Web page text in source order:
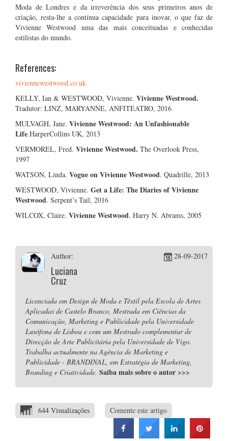
Moda de Londres e da irreverência dos seus primeiros anos de
criação, resta-lhe a contínua capacidade para inovar, o que faz de
Vivienne Westwood uma das mais conceituadas e conhecidas
estilistas do mundo.
References:
viviennewestwood.co.uk
KELLY, Ian & WESTWOOD, Vivienne. Vivienne Westwood.
Tradutor: LINZ, MARYANNE, ANFITEATRO, 2016
MULVAGH, Jane. Vivienne Westwood: An Unfashionable
Life.HarperCollins UK, 2013
VERMOREL, Fred. Vivienne Westwood. The Overlook Press,
1997
WATSON, Linda. Vogue on Vivienne Westwood. Quadrille, 2013
WESTWOOD, Vivienne. Get a Life: The Diaries of Vivienne
Westwood. Serpent’s Tail, 2016
WILCOX, Claire. Vivienne Westwood. Harry N. Abrams, 2005
Author:
Luciana
Cruz
28-09-2017
Licenciada em Design de Moda e Têxtil pela Escola de Artes
Aplicadas de Castelo Branco, Mestrada em Ciências da
Comunicação, Marketing e Publicidade pela Universidade
Lusófona de Lisboa e com um Mestrado complementar de
Direcção de Arte Publicitária pela Universidade de Vigo.
Trabalha actualmente na Agência de Marketing e
Publicidade - BRANDINAL, em Estratégia de Marketing,
Branding e Criatividade. Saiba mais sobre o autor >>>
644 Visualizações Comente este artigo